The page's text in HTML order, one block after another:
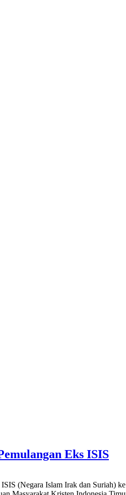
Eks ISIS
(Negara Islam Irak dan Suriah)